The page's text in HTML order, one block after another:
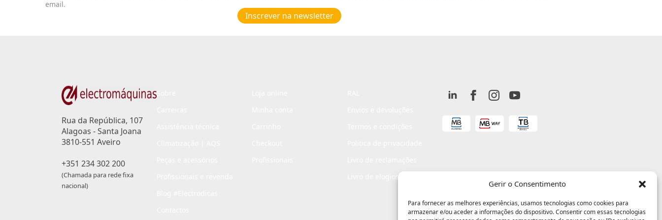
Gerir o Consentimento
Para fornecer as melhores experiências, usamos tecnologias como cookies para
armazenar e/ou aceder a informações do dispositivo. Consentir com essas tecnologias
email.
de
privacidade
Inscrever na newsletter
Rua da República, 107
Alagoas - Santa Joana
3810-551 Aveiro
+351 234 302 200
(Chamada para rede fixa
nacional)
Livro de elogios